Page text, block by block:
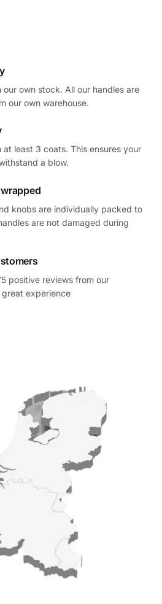
our own stock. All our handles are
our own warehouse.
at least 3 coats. This ensures your
a blow.
knobs are individually packed to
are not damaged during
positive reviews from our
experience